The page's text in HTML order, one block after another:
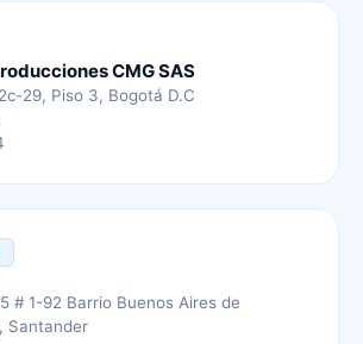
CMG SAS
29, Piso 3, Bogotá D.C
# 1-92 Barrio Buenos Aires de
Santander